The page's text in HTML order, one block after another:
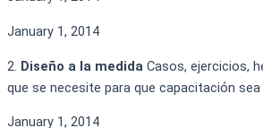
January 1, 2014
2. Diseño a la medida Casos, ejercicios,
que se necesite para que capacitación sea
January 1, 2014